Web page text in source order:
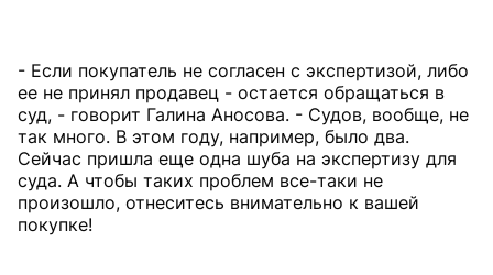
- Если покупатель не согласен с экспертизой, либо
ее не принял продавец - остается обращаться в
суд, - говорит Галина Аносова. - Судов, вообще, не
так много. В этом году, например, было два.
Сейчас пришла еще одна шуба на экспертизу для
суда. А чтобы таких проблем все-таки не
произошло, отнеситесь внимательно к вашей
покупке!